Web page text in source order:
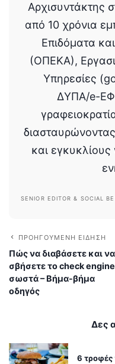
Αρχισυντάκτης
από 10 χρόνια
Επιδόματα
(ΟΠΕΚΑ),
Υπηρεσίες
ΔΥΠΑ/e-
και
SENIOR EDITOR & SOCIAL
ΠΡΟΗΓΟΎΜΕΝΗ ΕΊΔΗΣΗ
Πώς να διαβάσετε και να
σβήσετε το check engine
σωστά – Βήμα-βήμα
οδηγός
Δες
6 τροφές